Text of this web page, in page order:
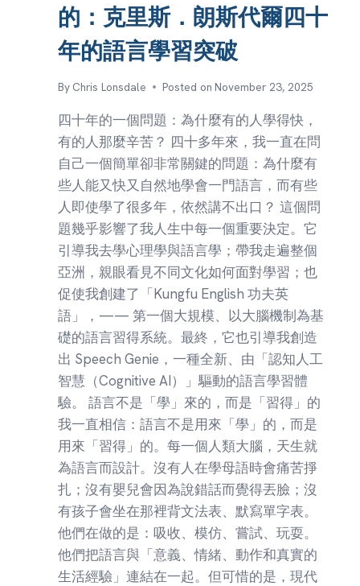
解
什
麼
–
A
O
M
理
論
與
語
言
意
的
本
質
的：克里斯．朗斯代爾四十
年的語言學習突破
By Chris Lonsdale Posted on November 23, 2025
四十年的一個問題：為什麼有的人學得快，
有的人那麼辛苦？ 四十多年來，我一直在問
自己一個簡單卻非常關鍵的問題：為什麼有
些人能又快又自然地學會一門語言，而有些
人即使學了很多年，依然講不出口？ 這個問
題幾乎影響了我人生中每一個重要決定。它
引導我去學心理學與語言學；帶我走遍整個
亞洲，親眼看見不同文化如何面對學習；也
促使我創建了「Kungfu English 功夫英
語」，—— 第一個大規模、以大腦機制為基
礎的語言習得系統。最終，它也引導我創造
出 Speech Genie，一種全新、由「認知人工
智慧（Cognitive AI）」驅動的語言學習體
驗。 語言不是「學」來的，而是「習得」的
我一直相信：語言不是用來「學」的，而是
用來「習得」的。每一個人類大腦，天生就
為語言而設計。沒有人在學母語時會痛苦掙
扎；沒有嬰兒會因為說錯話而覺得丟臉；沒
有孩子會坐在那裡背文法表、默寫單字表。
他們在做的是：吸收、模仿、嘗試、玩耍。
他們把語言與「意義、情緒、動作和真實的
生活經驗」連結在一起。但可惜的是，現代